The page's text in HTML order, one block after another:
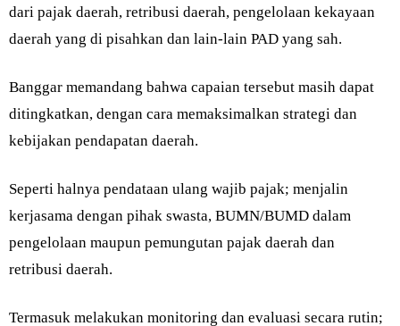
dari pajak daerah, retribusi daerah, pengelolaan kekayaan
daerah yang di pisahkan dan lain-lain PAD yang sah.
Banggar memandang bahwa capaian tersebut masih dapat
ditingkatkan, dengan cara memaksimalkan strategi dan
kebijakan pendapatan daerah.
Seperti halnya pendataan ulang wajib pajak; menjalin
kerjasama dengan pihak swasta, BUMN/BUMD dalam
pengelolaan maupun pemungutan pajak daerah dan
retribusi daerah.
Termasuk melakukan monitoring dan evaluasi secara rutin;